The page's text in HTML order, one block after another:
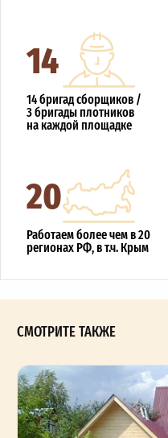
14
14 бригад сборщиков /
3 бригады плотников
на каждой площадке
20
Работаем более чем в 20
регионах РФ, в т.ч. Крым
СМОТРИТЕ ТАКЖЕ